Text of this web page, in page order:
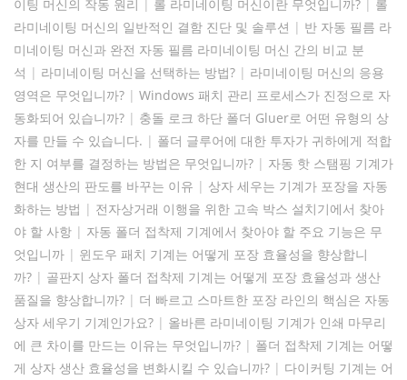
이팅 머신의 작동 원리 | 롤 라미네이팅 머신이란 무엇입니까? | 롤
라미네이팅 머신의 일반적인 결함 진단 및 솔루션 | 반 자동 필름 라
미네이팅 머신과 완전 자동 필름 라미네이팅 머신 간의 비교 분
석 | 라미네이팅 머신을 선택하는 방법? | 라미네이팅 머신의 응용
영역은 무엇입니까? | Windows 패치 관리 프로세스가 진정으로 자
동화되어 있습니까? | 충돌 로크 하단 폴더 Gluer로 어떤 유형의 상
자를 만들 수 있습니다. | 폴더 글루어에 대한 투자가 귀하에게 적합
한 지 여부를 결정하는 방법은 무엇입니까? | 자동 핫 스탬핑 기계가
현대 생산의 판도를 바꾸는 이유 | 상자 세우는 기계가 포장을 자동
화하는 방법 | 전자상거래 이행을 위한 고속 박스 설치기에서 찾아
야 할 사항 | 자동 폴더 접착제 기계에서 찾아야 할 주요 기능은 무
엇입니까 | 윈도우 패치 기계는 어떻게 포장 효율성을 향상합니
까? | 골판지 상자 폴더 접착제 기계는 어떻게 포장 효율성과 생산
품질을 향상합니까? | 더 빠르고 스마트한 포장 라인의 핵심은 자동
상자 세우기 기계인가요? | 올바른 라미네이팅 기계가 인쇄 마무리
에 큰 차이를 만드는 이유는 무엇입니까? | 폴더 접착제 기계는 어떻
게 상자 생산 효율성을 변화시킬 수 있습니까? | 다이커팅 기계는 어